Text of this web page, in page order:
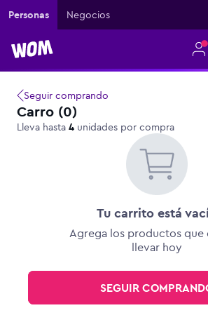
Personas Negocios
Seguir comprando
Carro (0)
Lleva hasta 4 unidades por compra
Tu carrito está
Agrega los productos que
llevar hoy
SEGUIR